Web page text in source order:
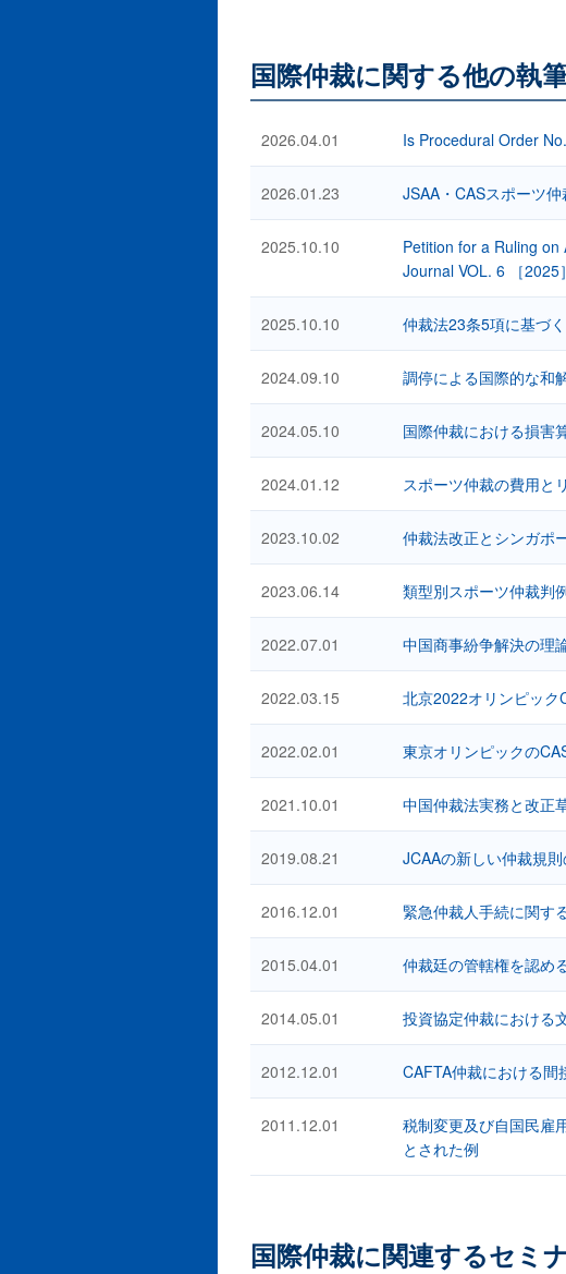
国際仲裁に関する他の執
2026.04.01 Is Procedural Order
2026.01.23 JSAA・CASスポーツ
2025.10.10
Petition for a Ruling
Journal VOL. 6 ［2025
2025.10.10 仲裁法23条5項に基づ
2024.09.10 調停による国際的な和
2024.05.10 国際仲裁における損害
2024.01.12 スポーツ仲裁の費用と
2023.10.02 仲裁法改正とシンガポ
2023.06.14 類型別スポーツ仲裁判
2022.07.01 中国商事紛争解決の理
2022.03.15 北京2022オリンピッ
2022.02.01 東京オリンピックの
2021.10.01 中国仲裁法実務と改正
2019.08.21 JCAAの新しい仲裁規
2016.12.01 緊急仲裁人手続に関す
2015.04.01 仲裁廷の管轄権を認め
2014.05.01 投資協定仲裁における
2012.12.01 CAFTA仲裁における
2011.12.01
税制変更及び自国民雇
とされた例
国際仲裁に関連するセミ